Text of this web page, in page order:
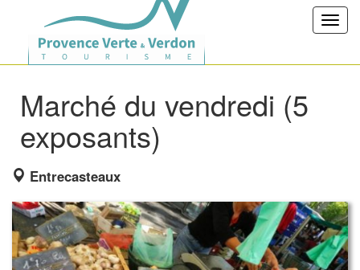
Marché du vendredi (5
exposants)
Entrecasteaux